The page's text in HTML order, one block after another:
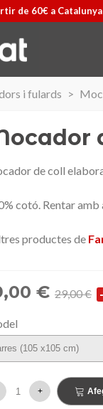
de 60€ a Catalunya
i fulards >
de coll
cotó. Rentar amb
productes de
€ 29,00 €
+